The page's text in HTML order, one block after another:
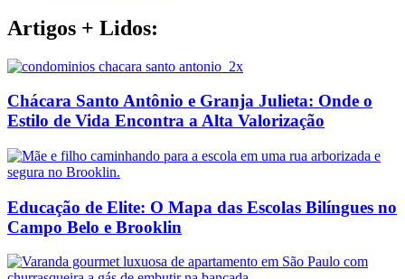
Artigos + Lidos:
Chácara Santo Antônio e Granja Julieta: Onde o
Estilo de Vida Encontra a Alta Valorização
Educação de Elite: O Mapa das Escolas Bilíngues no
Campo Belo e Brooklin